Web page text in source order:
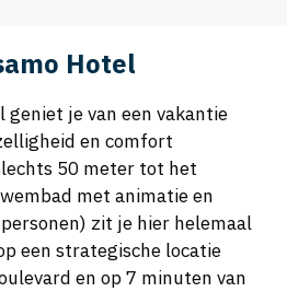
Hotel
geniet je van een vakantie
en comfort
50 meter tot het
met animatie en
zit je hier helemaal
een strategische locatie
en op 7 minuten van